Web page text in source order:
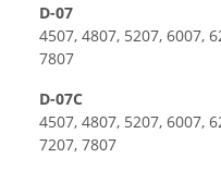
D-07
4507, 4807, 5207, 6007,
7807
D-07C
4507, 4807, 5207, 6007,
7207, 7807